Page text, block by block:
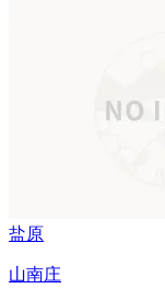
盐原
山南庄